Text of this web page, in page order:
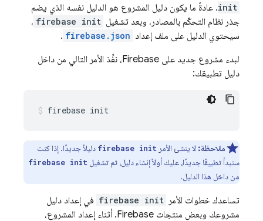
init. عادةً ما يكون دليل المشروع هو الدليل نفسه الذي يضم
جذر نظام التحكّم بالمصادر، وبعد تشغيل firebase init ،
سيحتوي الدليل على ملف إعداد firebase.json
.
لبدء مشروع جديد على Firebase، نفِّذ الأمر التالي من داخل
دليل تطبيقك:
firebase init
ملاحظة: لا ينشئ الأمر firebase init دليلاً جديدًا. إذا كنت
ستبدأ تطبيقًا جديدًا، عليك أولاً إنشاء دليل، ثم تشغيل firebase init
من داخل هذا الدليل.
تساعدك خطوات الأمر firebase init في إعداد دليل
مشروعك وبعض منتجات Firebase. أثناء إعداد المشروع،